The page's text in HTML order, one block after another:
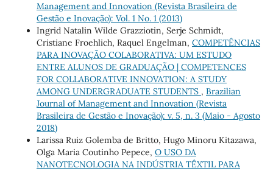
Management and Innovation (Revista Brasileira de
Gestão e Inovação): Vol. 1 No. 1 (2013)
Ingrid Natalin Wilde Grazziotin, Serje Schmidt,
Cristiane Froehlich, Raquel Engelman, COMPETÊNCIAS
PARA INOVAÇÃO COLABORATIVA: UM ESTUDO
ENTRE ALUNOS DE GRADUAÇÃO | COMPETENCES
FOR COLLABORATIVE INNOVATION: A STUDY
AMONG UNDERGRADUATE STUDENTS , Brazilian
Journal of Management and Innovation (Revista
Brasileira de Gestão e Inovação): v. 5, n. 3 (Maio - Agosto
2018)
Larissa Ruiz Golemba de Britto, Hugo Minoru Kitazawa,
Olga Maria Coutinho Pepece, O USO DA
NANOTECNOLOGIA NA INDÚSTRIA TÊXTIL PARA